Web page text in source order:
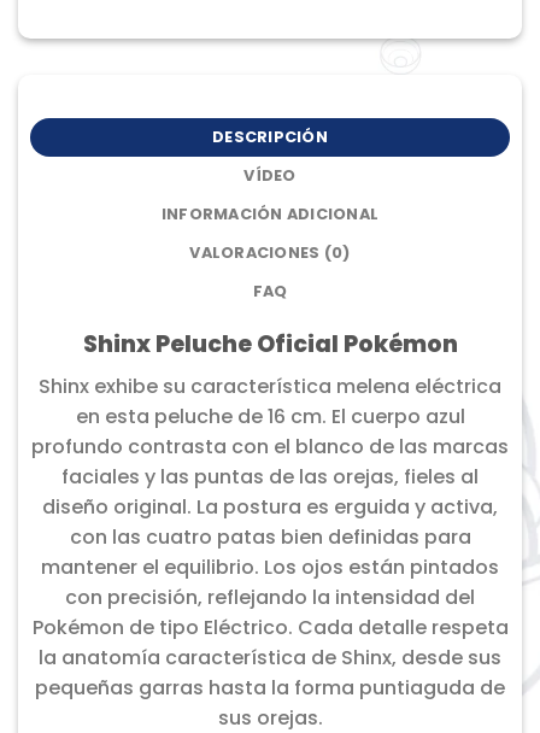
DESCRIPCIÓN
VÍDEO
INFORMACIÓN ADICIONAL
VALORACIONES (0)
FAQ
Shinx Peluche Oficial Pokémon
Shinx exhibe su característica melena eléctrica
en esta peluche de 16 cm. El cuerpo azul
profundo contrasta con el blanco de las marcas
faciales y las puntas de las orejas, fieles al
diseño original. La postura es erguida y activa,
con las cuatro patas bien definidas para
mantener el equilibrio. Los ojos están pintados
con precisión, reflejando la intensidad del
Pokémon de tipo Eléctrico. Cada detalle respeta
la anatomía característica de Shinx, desde sus
pequeñas garras hasta la forma puntiaguda de
sus orejas.